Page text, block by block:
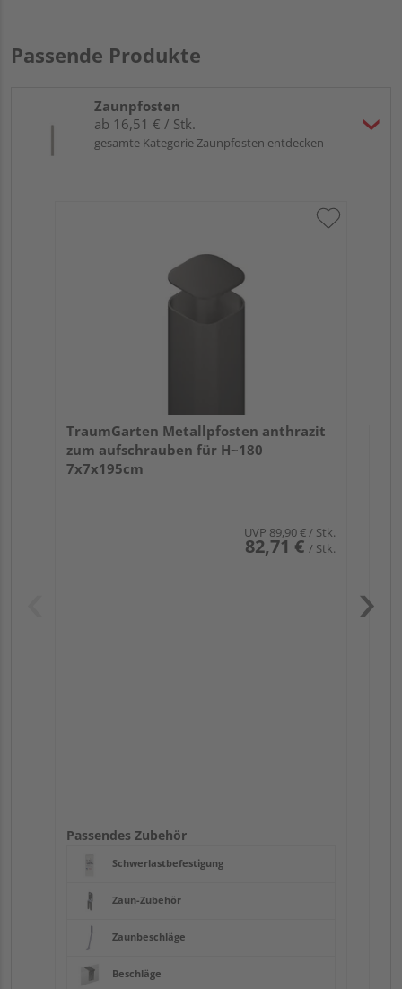
Passende Produkte
Zaunpfosten
ab 16,51 € / Stk.
gesamte Kategorie Zaunpfosten entdecken
TraumGarten Metallpfosten anthrazit
zum aufschrauben für H~180
7x7x195cm
UVP 89,90 €/ Stk.
82,71 € / Stk.
Passendes Zubehör
Schwerlastbefestigung
Zaun-Zubehör
Zaunbeschläge
Beschläge